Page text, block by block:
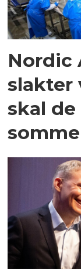
Nordic
slakter
skal